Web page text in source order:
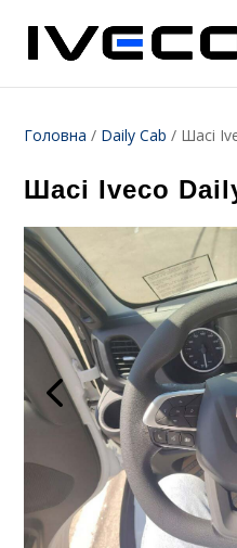
Головна / Daily Cab / Шасі
Шасі Iveco